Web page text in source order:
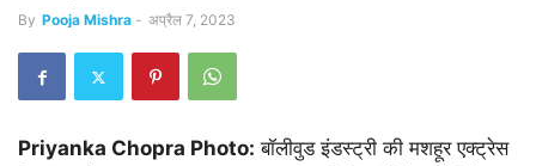
By Pooja Mishra - अप्रैल 7, 2023
Priyanka Chopra Photo: बॉलीवुड इंडस्ट्री की मशहूर एक्ट्रेस